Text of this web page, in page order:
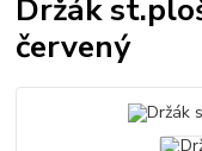
Držák
červený